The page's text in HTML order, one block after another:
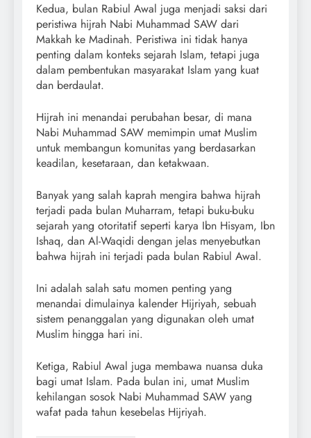
Kedua, bulan Rabiul Awal juga menjadi saksi dari
peristiwa hijrah Nabi Muhammad SAW dari
Makkah ke Madinah. Peristiwa ini tidak hanya
penting dalam konteks sejarah Islam, tetapi juga
dalam pembentukan masyarakat Islam yang kuat
dan berdaulat.
Hijrah ini menandai perubahan besar, di mana
Nabi Muhammad SAW memimpin umat Muslim
untuk membangun komunitas yang berdasarkan
keadilan, kesetaraan, dan ketakwaan.
Banyak yang salah kaprah mengira bahwa hijrah
terjadi pada bulan Muharram, tetapi buku-buku
sejarah yang otoritatif seperti karya Ibn Hisyam, Ibn
Ishaq, dan Al-Waqidi dengan jelas menyebutkan
bahwa hijrah ini terjadi pada bulan Rabiul Awal.
Ini adalah salah satu momen penting yang
menandai dimulainya kalender Hijriyah, sebuah
sistem penanggalan yang digunakan oleh umat
Muslim hingga hari ini.
Ketiga, Rabiul Awal juga membawa nuansa duka
bagi umat Islam. Pada bulan ini, umat Muslim
kehilangan sosok Nabi Muhammad SAW yang
wafat pada tahun kesebelas Hijriyah.